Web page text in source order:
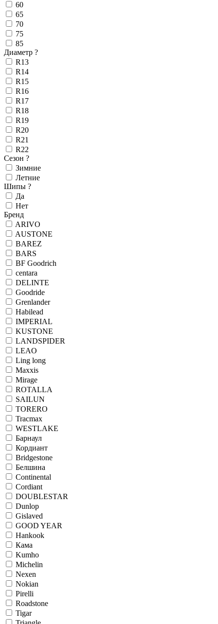
60
65
70
75
85
Диаметр ?
R13
R14
R15
R16
R17
R18
R19
R20
R21
R22
Сезон ?
Зимние
Летние
Шипы ?
Да
Нет
Бренд
ARIVO
AUSTONE
BAREZ
BARS
BF Goodrich
centara
DELINTE
Goodride
Grenlander
Habilead
IMPERIAL
KUSTONE
LANDSPIDER
LEAO
Ling long
Maxxis
Mirage
ROTALLA
SAILUN
TORERO
Tracmax
WESTLAKE
Барнаул
Кордиант
Bridgestone
Белшина
Continental
Cordiant
DOUBLESTAR
Dunlop
Gislaved
GOOD YEAR
Hankook
Кама
Kumho
Michelin
Nexen
Nokian
Pirelli
Roadstone
Tigar